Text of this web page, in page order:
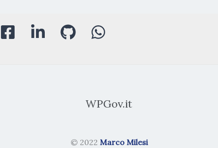
WPGov.it
© 2022 Marco Milesi